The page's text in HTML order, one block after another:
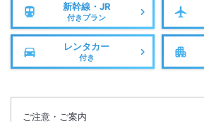
新幹線・JR
付きプラン
レンタカー
付き
ご注意・ご案内